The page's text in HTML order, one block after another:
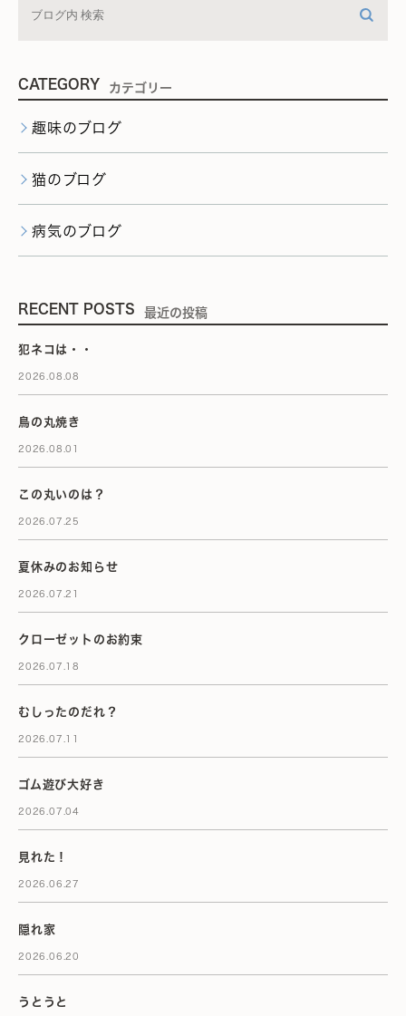
CATEGORY カテゴリー
趣味のブログ
猫のブログ
病気のブログ
RECENT POSTS 最近の投稿
犯ネコは・・
2026.08.08
鳥の丸焼き
2026.08.01
この丸いのは？
2026.07.25
夏休みのお知らせ
2026.07.21
クローゼットのお約束
2026.07.18
むしったのだれ？
2026.07.11
ゴム遊び大好き
2026.07.04
見れた！
2026.06.27
隠れ家
2026.06.20
うとうと